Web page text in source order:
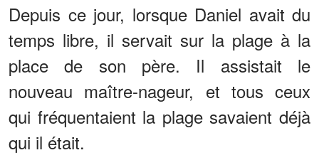
Depuis ce jour, lorsque Daniel avait du
temps libre, il servait sur la plage à la
place de son père. Il assistait le
nouveau maître-nageur, et tous ceux
qui fréquentaient la plage savaient déjà
qui il était.